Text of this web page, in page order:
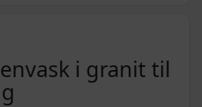
i granit til